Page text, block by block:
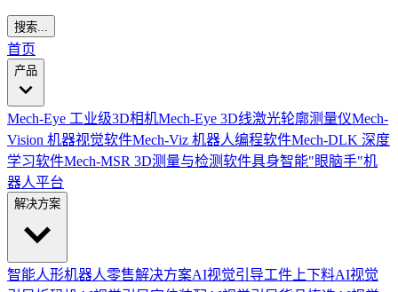
搜索...
首页
产品
Mech-Eye 工业级3D相机Mech-Eye 3D线激光轮廓测量仪Mech-
Vision 机器视觉软件Mech-Viz 机器人编程软件Mech-DLK 深度
学习软件Mech-MSR 3D测量与检测软件具身智能"眼脑手"机
器人平台
解决方案
智能人形机器人零售解决方案AI视觉引导工件上下料AI视觉